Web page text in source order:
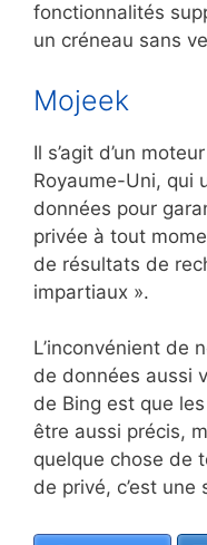
fonctionnalités
un créneau sans
Mojeek
Il s’agit d’un
Royaume-Uni, qui
données pour
privée à tout
de résultats de
impartiaux ».
L’inconvénient de
de données aussi
de Bing est que
être aussi précis,
quelque chose de
de privé, c’est une